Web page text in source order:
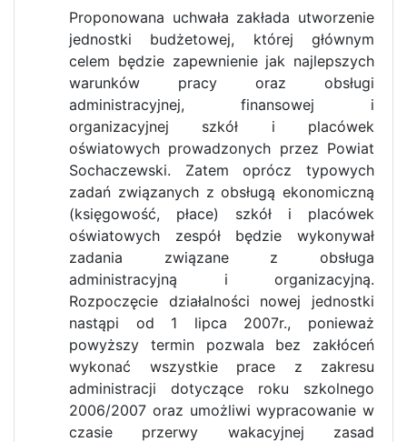
Proponowana uchwała zakłada utworzenie
jednostki budżetowej, której głównym
celem będzie zapewnienie jak najlepszych
warunków pracy oraz obsługi
administracyjnej, finansowej i
organizacyjnej szkół i placówek
oświatowych prowadzonych przez Powiat
Sochaczewski. Zatem oprócz typowych
zadań związanych z obsługą ekonomiczną
(księgowość, płace) szkół i placówek
oświatowych zespół będzie wykonywał
zadania związane z obsługa
administracyjną i organizacyjną.
Rozpoczęcie działalności nowej jednostki
nastąpi od 1 lipca 2007r., ponieważ
powyższy termin pozwala bez zakłóceń
wykonać wszystkie prace z zakresu
administracji dotyczące roku szkolnego
2006/2007 oraz umożliwi wypracowanie w
czasie przerwy wakacyjnej zasad